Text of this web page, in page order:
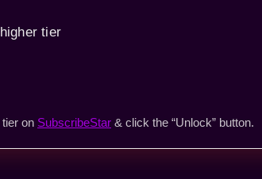
tier
on SubscribeStar & click the “Unlock” button.